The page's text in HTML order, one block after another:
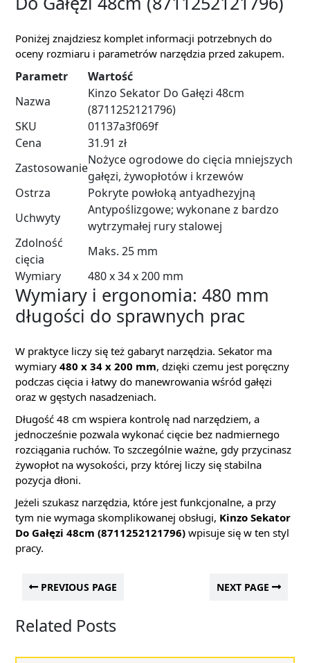
Poniżej znajdziesz komplet informacji potrzebnych do
oceny rozmiaru i parametrów narzędzia przed zakupem.
Parametr
Wartość
Nazwa
Kinzo Sekator Do Gałęzi 48cm
(8711252121796)
SKU
01137a3f069f
Cena
31.91 zł
Zastosowanie
Nożyce ogrodowe do cięcia mniejszych
gałęzi, żywopłotów i krzewów
Ostrza
Pokryte powłoką antyadhezyjną
Uchwyty
Antypoślizgowe; wykonane z bardzo
wytrzymałej rury stalowej
Zdolność
cięcia
Maks. 25 mm
Wymiary
480 x 34 x 200 mm
Wymiary i ergonomia: 480 mm
długości do sprawnych prac
W praktyce liczy się też gabaryt narzędzia. Sekator ma
wymiary 480 x 34 x 200 mm, dzięki czemu jest poręczny
podczas cięcia i łatwy do manewrowania wśród gałęzi
oraz w gęstych nasadzeniach.
Długość 48 cm wspiera kontrolę nad narzędziem, a
jednocześnie pozwala wykonać cięcie bez nadmiernego
rozciągania ruchów. To szczególnie ważne, gdy przycinasz
żywopłot na wysokości, przy której liczy się stabilna
pozycja dłoni.
Jeżeli szukasz narzędzia, które jest funkcjonalne, a przy
tym nie wymaga skomplikowanej obsługi, Kinzo Sekator
Do Gałęzi 48cm (8711252121796) wpisuje się w ten styl
pracy.
PREVIOUS PAGE NEXT PAGE
Related Posts